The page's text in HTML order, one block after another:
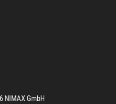
NIMAX GmbH